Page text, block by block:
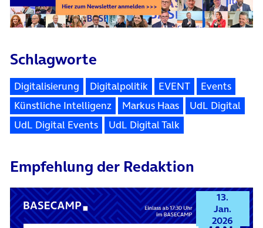
Schlagworte
Digitalisierung Digitalpolitik EVENT
Events
Künstliche Intelligenz
Markus Haas
UdL Digital
UdL Digital Events
UdL Digital Talk
Empfehlung der Redaktion
13.
Jan.
2026